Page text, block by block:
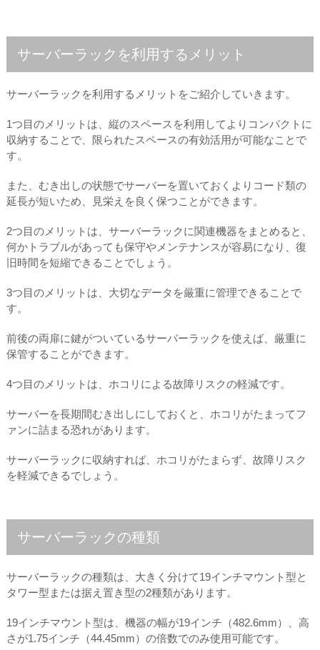
サーバーラックを利用するメリット
サーバーラックを利用するメリットをご紹介していきます。
1つ目のメリットは、縦のスペースを利用してよりコンパクトに
収納することで、限られたスペースの有効活用が可能なことで
す。
また、むき出しの状態でサーバーを置いておくよりコード類の
延長が短いため、見栄えを良く保つことができます。
2つ目のメリットは、サーバーラックに関連機器をまとめると、
何かトラブルがあっても保守やメンテナンスが容易になり、復
旧時間を短縮できることでしょう。
3つ目のメリットは、大切なデータを厳重に管理できることで
す。
前後の両扉に鍵がついているサーバーラックを使えば、厳重に
保管することができます。
4つ目のメリットは、ホコリによる故障リスクの軽減です。
サーバーを長期間むき出しにしておくと、ホコリがたまってフ
ァンに詰まる恐れがあります。
サーバーラックに収納すれば、ホコリがたまらず、故障リスク
を軽減できるでしょう。
サーバーラックの種類
サーバーラックの種類は、大きく分けて19インチマウント型と
タワー型または据え置き型の2種類があります。
19インチマウント型は、機器の幅が19インチ（482.6mm）、高
さが1.75インチ（44.45mm）の倍数でのみ使用可能です。